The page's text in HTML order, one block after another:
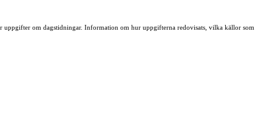
uppgifter om dagstidningar. Information om hur uppgifterna redovisats, vilka källor som